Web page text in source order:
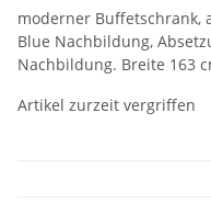
moderner Buffetschrank,
Blue Nachbildung,
Nachbildung. Breite 163
Artikel zurzeit vergriffen